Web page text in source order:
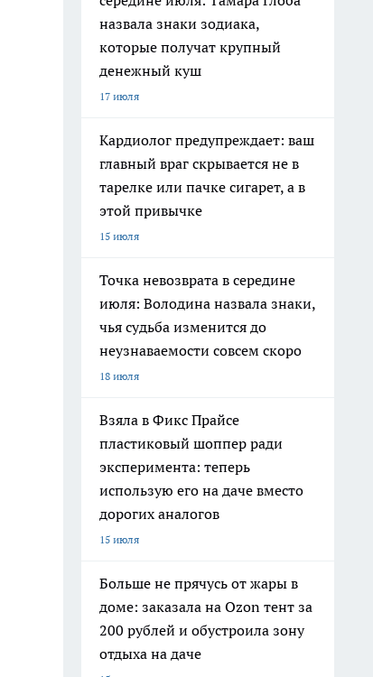
назвала знаки зодиака,
которые получат крупный
денежный куш
17 июля
Кардиолог предупреждает: ваш
главный враг скрывается не в
тарелке или пачке сигарет, а в
этой привычке
15 июля
Точка невозврата в середине
июля: Володина назвала знаки,
чья судьба изменится до
неузнаваемости совсем скоро
18 июля
Взяла в Фикс Прайсе
пластиковый шоппер ради
эксперимента: теперь
использую его на даче вместо
дорогих аналогов
15 июля
Больше не прячусь от жары в
доме: заказала на Ozon тент за
200 рублей и обустроила зону
отдыха на даче